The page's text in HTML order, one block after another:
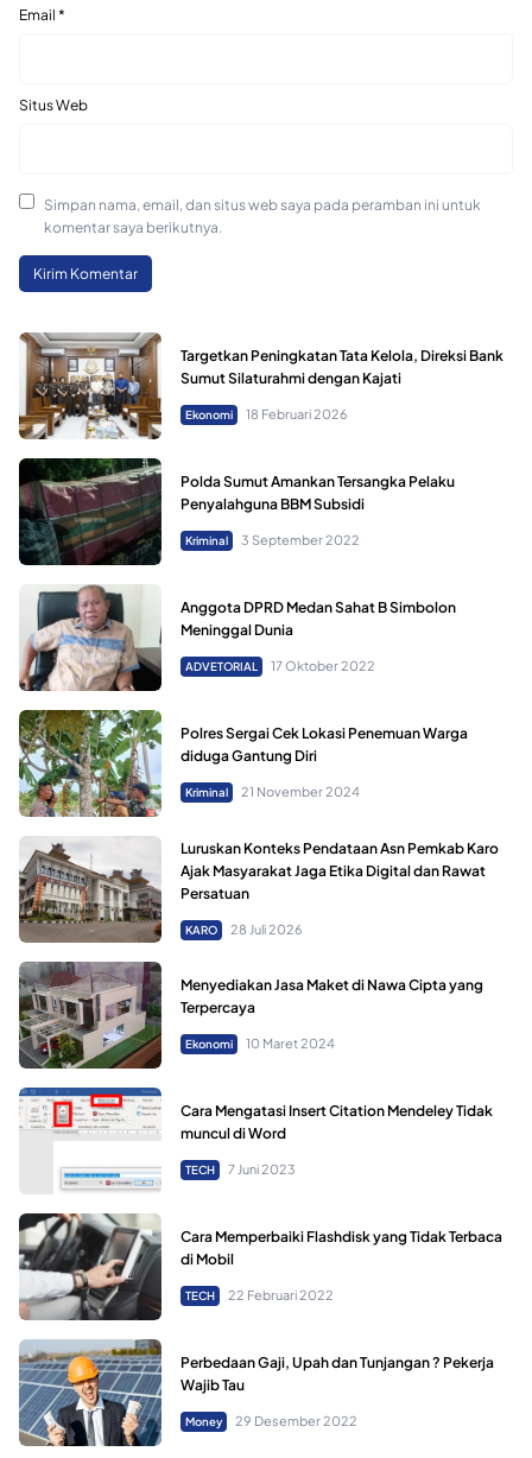
Email *
Situs Web
Simpan nama, email, dan situs web saya pada peramban ini untuk
komentar saya berikutnya.
Targetkan Peningkatan Tata Kelola, Direksi Bank
Sumut Silaturahmi dengan Kajati
Ekonomi 18 Februari 2026
Polda Sumut Amankan Tersangka Pelaku
Penyalahguna BBM Subsidi
Kriminal 3 September 2022
Anggota DPRD Medan Sahat B Simbolon
Meninggal Dunia
ADVETORIAL 17 Oktober 2022
Polres Sergai Cek Lokasi Penemuan Warga
diduga Gantung Diri
Kriminal 21 November 2024
Luruskan Konteks Pendataan Asn Pemkab Karo
Ajak Masyarakat Jaga Etika Digital dan Rawat
Persatuan
KARO 28 Juli 2026
Menyediakan Jasa Maket di Nawa Cipta yang
Terpercaya
Ekonomi 10 Maret 2024
Cara Mengatasi Insert Citation Mendeley Tidak
muncul di Word
TECH 7 Juni 2023
Cara Memperbaiki Flashdisk yang Tidak Terbaca
di Mobil
TECH 22 Februari 2022
Perbedaan Gaji, Upah dan Tunjangan ? Pekerja
Wajib Tau
Money 29 Desember 2022